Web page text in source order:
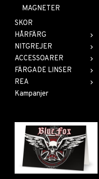
MAGNETER
SKOR
HÅRFÄRG
NITGREJER
ACCESSOARER
FÄRGADE LINSER
REA
Kampanjer